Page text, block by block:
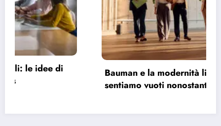
Bauman e la modernità liquida: perché ci
sentiamo vuoti nonostante le infinite